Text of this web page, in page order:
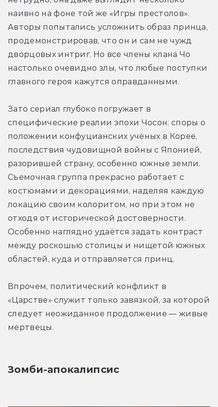
наивно на фоне той же «Игры престолов».
Авторы попытались усложнить образ принца,
продемонстрировав, что он и сам не чужд
дворцовых интриг. Но все члены клана Чо
настолько очевидно злы, что любые поступки
главного героя кажутся оправданными.
Зато сериал глубоко погружает в
специфические реалии эпохи Чосон: споры о
положении конфуцианских учёных в Корее,
последствия чудовищной войны с Японией,
разорившей страну, особенно южные земли.
Съемочная группа прекрасно работает с
костюмами и декорациями, наделяя каждую
локацию своим колоритом, но при этом не
отходя от исторической достоверности.
Особенно наглядно удаётся задать контраст
между роскошью столицы и нищетой южных
областей, куда и отправляется принц.
Впрочем, политический конфликт в
«Царстве» служит только завязкой, за которой
следует неожиданное продолжение — живые
мертвецы.
Зомби-апокалипсис